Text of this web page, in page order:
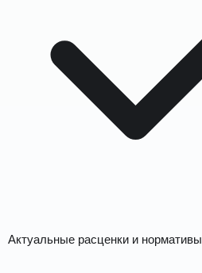
Актуальные расценки и нормативы